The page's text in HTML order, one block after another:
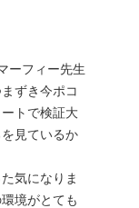
ーフィー先生
ずき今ポコ
トで検証大
見ているか
気になりま
境がとても